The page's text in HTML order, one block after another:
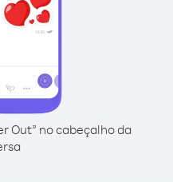
Out” no cabeçalho da